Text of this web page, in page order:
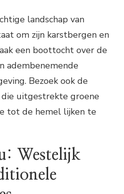
landschap van
om zijn karstbergen en
een boottocht over de
adembenemende
Bezoek ook de
uitgestrekte groene
tot de hemel lijken te
Westelijk